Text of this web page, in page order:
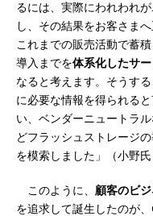
るには、実際にわれわれ
し、その結果をお客さま
これまでの販売活動で蓄
導入までを体系化したサ
なると考えます。そうす
に必要な情報を得られる
い、ベンダーニュートラ
どフラッシュストレージ
を模索しました」（小野氏
このように、 顧客のビ
を追求して誕生したのが